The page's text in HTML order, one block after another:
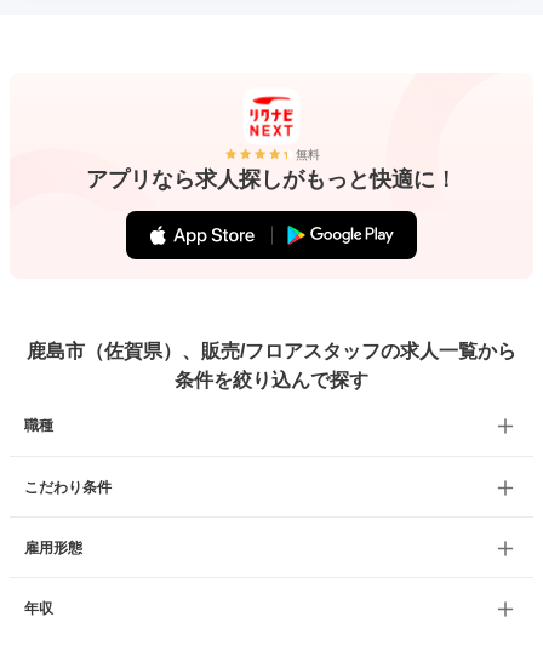
無料
アプリなら求人探しがもっと快適に！
鹿島市（佐賀県）、販売/フロアスタッフの求人一覧から
条件を絞り込んで探す
職種
こだわり条件
雇用形態
年収